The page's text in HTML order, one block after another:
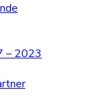
– 2023